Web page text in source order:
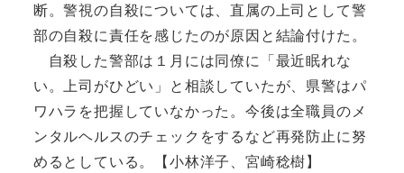
断。警視の自殺については、直属の上司として警
部の自殺に責任を感じたのが原因と結論付けた。
自殺した警部は１月には同僚に「最近眠れな
い。上司がひどい」と相談していたが、県警はパ
ワハラを把握していなかった。今後は全職員のメ
ンタルヘルスのチェックをするなど再発防止に努
めるとしている。【小林洋子、宮崎稔樹】